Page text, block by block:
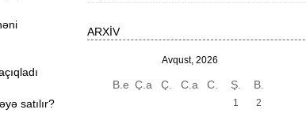
satılır?
bilməz -SİYAHI
Kimlər hansı stansiyaya rəis təyin
ARXİV
Avqust, 2026
B.e Ç.a Ç. C.a C. Ş. B.
1 2